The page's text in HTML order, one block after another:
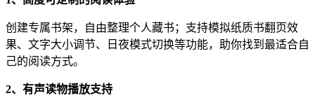
创建专属书架，自由整理个人藏书；支持模拟纸质书翻页效
果、文字大小调节、日夜模式切换等功能，助你找到最适合自
己的阅读方式。
2、有声读物播放支持